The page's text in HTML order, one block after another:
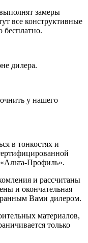
замеры
все конструктивные
бесплатно.
дилера.
у нашего
в тонкостях и
Профиль».
и рассчитаны
и окончательная
Вами дилером.
материалов,
только